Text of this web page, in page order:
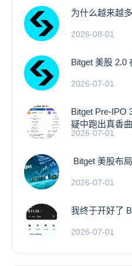
为什么越来越
2026-08-01
Bitget 美股 2.0
2026-07-01
Bitget Pre-IPO
疑中跑出真香
2026-07-01
Bitget 美股布
2026-07-01
我终于开好了
2026-07-01